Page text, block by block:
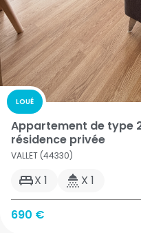
Appartement de type
résidence privée
VALLET (44330)
X 1 X 1
690 €
LOUÉ